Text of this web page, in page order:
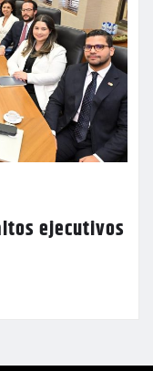
ejecutivos